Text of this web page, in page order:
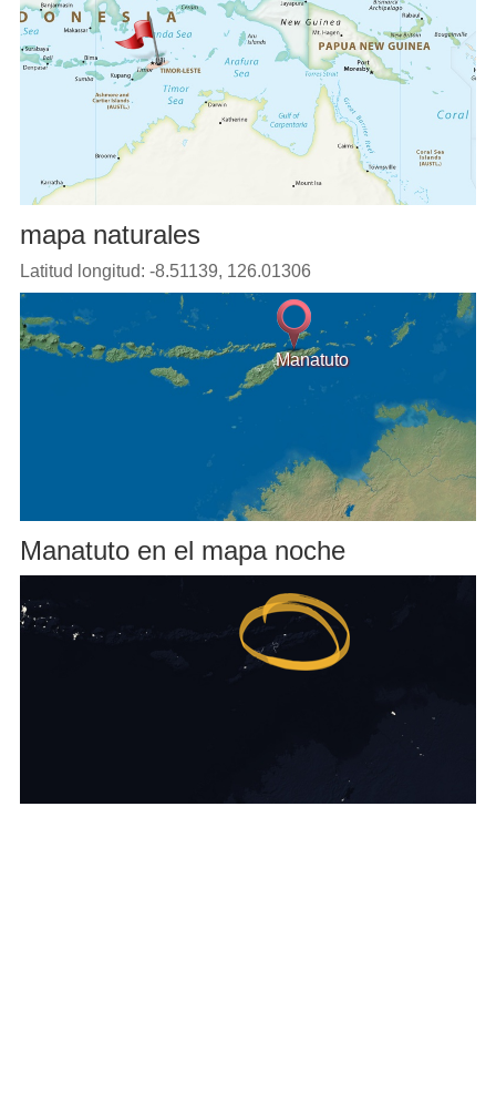
mapa naturales
Latitud longitud: -8.51139, 126.01306
Manatuto
Manatuto en el mapa noche